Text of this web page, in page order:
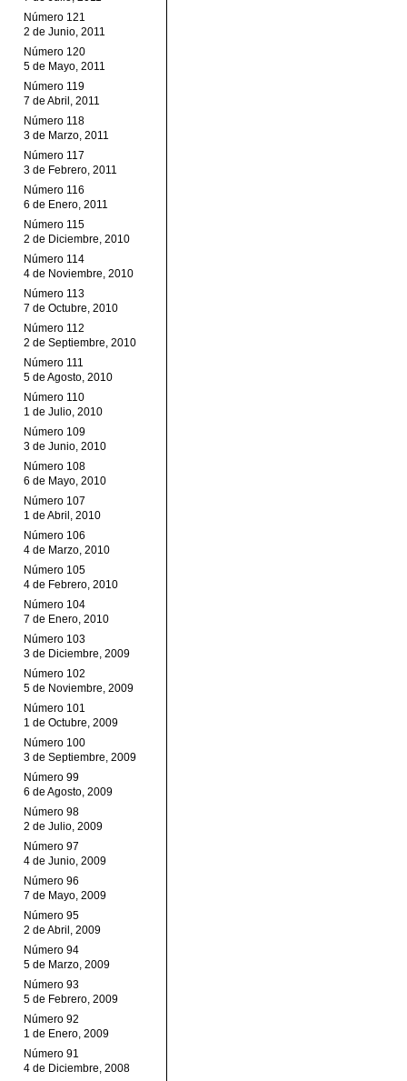
Número 121
2 de Junio, 2011
Número 120
5 de Mayo, 2011
Número 119
7 de Abril, 2011
Número 118
3 de Marzo, 2011
Número 117
3 de Febrero, 2011
Número 116
6 de Enero, 2011
Número 115
2 de Diciembre, 2010
Número 114
4 de Noviembre, 2010
Número 113
7 de Octubre, 2010
Número 112
2 de Septiembre, 2010
Número 111
5 de Agosto, 2010
Número 110
1 de Julio, 2010
Número 109
3 de Junio, 2010
Número 108
6 de Mayo, 2010
Número 107
1 de Abril, 2010
Número 106
4 de Marzo, 2010
Número 105
4 de Febrero, 2010
Número 104
7 de Enero, 2010
Número 103
3 de Diciembre, 2009
Número 102
5 de Noviembre, 2009
Número 101
1 de Octubre, 2009
Número 100
3 de Septiembre, 2009
Número 99
6 de Agosto, 2009
Número 98
2 de Julio, 2009
Número 97
4 de Junio, 2009
Número 96
7 de Mayo, 2009
Número 95
2 de Abril, 2009
Número 94
5 de Marzo, 2009
Número 93
5 de Febrero, 2009
Número 92
1 de Enero, 2009
Número 91
4 de Diciembre, 2008